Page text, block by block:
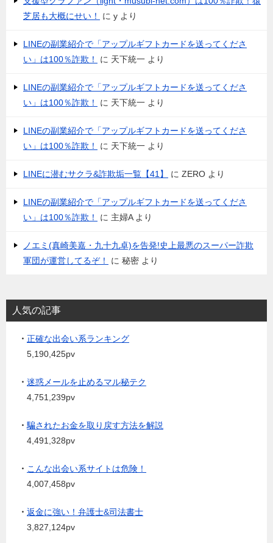
芝居も大概にせい！
に y より
LINEの副業紹介で「アップルギフトカードを送ってくださ
い」は100％詐欺！
に 天下統一 より
LINEの副業紹介で「アップルギフトカードを送ってくださ
い」は100％詐欺！
に 天下統一 より
LINEの副業紹介で「アップルギフトカードを送ってくださ
い」は100％詐欺！
に 天下統一 より
LINEに潜むサクラ&詐欺垢一覧【41】 に ZERO より
LINEの副業紹介で「アップルギフトカードを送ってくださ
い」は100％詐欺！
に 主婦Aより
ノエミ(真崎美嘉・九十九卓)を告発!史上最悪のスーパー詐欺
軍団が運営してるぞ！
に 秘密 より
人気の記事
・ 正確な出会い系ランキング
5,190,425pv
・ 迷惑メールを止めるマル秘テク
4,751,239pv
・ 騙されたお金を取り戻す方法を解説
4,491,328pv
・ こんな出会い系サイトは危険！
4,007,458pv
・ 返金に強い！弁護士&司法書士
3,827,124pv